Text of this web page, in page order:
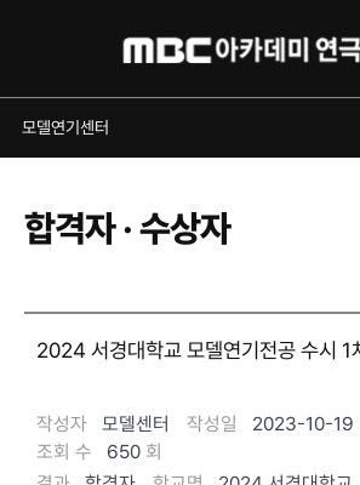
모델연기센터
합격자 · 수상자
2024 서경대학교 모델연기전공 수시 1
작성자 모델센터 작성일
2023-10-19
조회 수
650 회